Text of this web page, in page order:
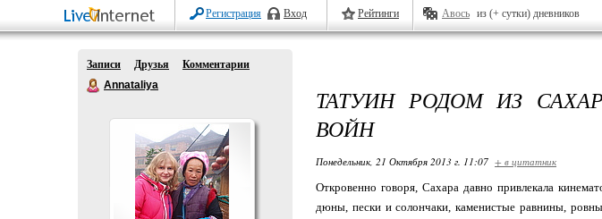
Регистрация Вход Рейтинги Авось из (+ сутки) дневников
Записи Друзья
Комментарии
Annataliya
ТАТУИН РОДОМ ИЗ
ВОЙН
Понедельник, 21 Октября 2013 г. 11:07 + в цитатник
Откровенно говоря, Сахара давно привлекала
дюны, пески и солончаки, каменистые равнины,